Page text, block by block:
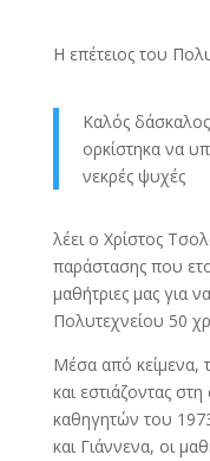
Η επέτειος του
Καλός
ορκίστηκα να
νεκρές ψυχές
λέει ο Χρίστος
παράστασης που
μαθήτριες μας για
Πολυτεχνείου 50
Μέσα από κείμενα,
και εστιάζοντας
καθηγητών του
και Γιάννενα, οι